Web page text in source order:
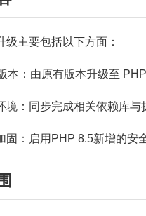
级主要包括以下方面：
本：由原有版本升级至
境：同步完成相关依赖库与
固：启用PHP 8.5新增的安